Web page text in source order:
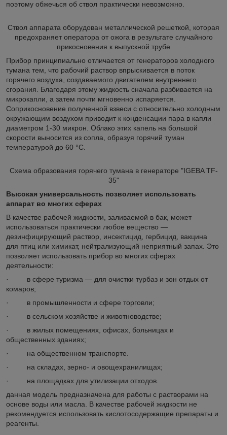
поэтому обжечься об ствол практически невозможно.
Ствол аппарата оборудован металлической решеткой, которая
предохраняет оператора от ожога в результате случайного
прикосновения к выпускной трубе
Прибор принципиально отличается от генераторов холодного
тумана тем, что рабочий раствор впрыскивается в поток
горячего воздуха, создаваемого двигателем внутреннего
сгорания. Благодаря этому жидкость сначала разбивается на
микрокапли, а затем почти мгновенно испаряется.
Соприкосновение полученной взвеси с относительно холодным
окружающим воздухом приводит к конденсации пара в капли
диаметром 1-30 микрон. Облако этих капель на большой
скорости выносится из сопла, образуя горячий туман
температурой до 60 °С.
Схема образования горячего тумана в генераторе "IGEBA TF-
35"
Высокая универсальность позволяет использовать
аппарат во многих сферах
В качестве рабочей жидкости, заливаемой в бак, может
использоваться практически любое вещество —
дезинфицирующий раствор, инсектицид, гербицид, вакцина
для птиц или химикат, нейтрализующий неприятный запах. Это
позволяет использовать прибор во многих сферах
деятельности:
· в сфере туризма — для очистки турбаз и зон отдых от
комаров;
· в промышленности и сфере торговли;
· в сельском хозяйстве и животноводстве;
· в жилых помещениях, офисах, больницах и
общественных зданиях;
· на общественном транспорте.
· на складах, зерно- и овощехранилищах;
· на площадках для утилизации отходов.
данная модель предназначена для работы с растворами на
основе воды или масла. В качестве рабочей жидкости не
рекомендуется использовать кислотосодержащие препараты и
реагенты.